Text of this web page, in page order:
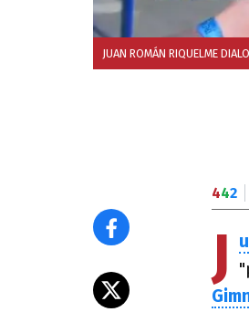
JUAN ROMÁN RIQUELME
442
J